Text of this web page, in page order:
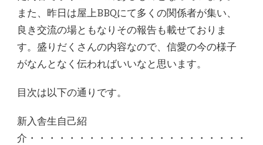
また、昨日は屋上BBQにて多くの関係者が集い、
良き交流の場ともなりその報告も載せておりま
す。盛りだくさんの内容なので、信愛の今の様子
がなんとなく伝わればいいなと思います。
目次は以下の通りです。
新入舎生自己紹
介・・・・・・・・・・・・・・・・・・・・・・